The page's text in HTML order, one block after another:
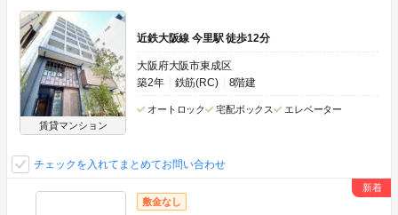
賃貸マンション
近鉄大阪線 今里駅 徒歩12分
大阪府大阪市東成区
築2年
鉄筋(RC) 8階建
オートロック 宅配ボックス エレベーター
チェックを入れてまとめてお問い合わせ
敷金なし